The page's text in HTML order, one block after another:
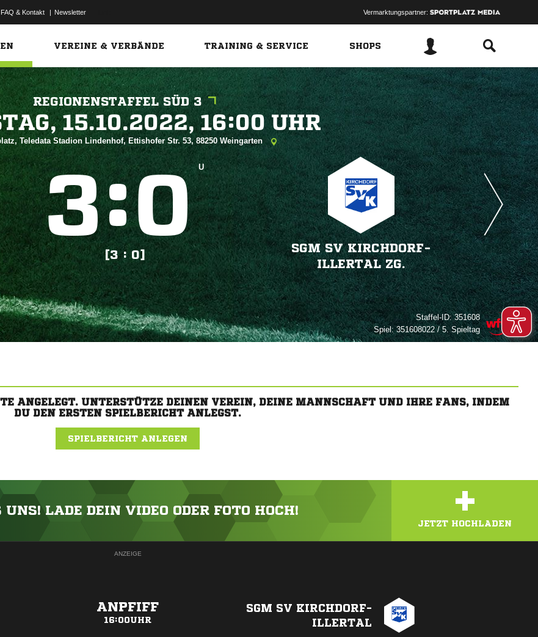
FAQ & Kontakt | Newsletter Vermarktungspartner:
VEREINE & VERBÄNDE TRAINING & SERVICE SHOPS
REGIONENSTAFFEL SÜD 3
  
Teledata Stadion Lindenhof, Ettishofer Str. 53, 88250 Weingarten
: U
[3 : 0]
SGM SV KIRCHDORF-
ILLERTAL ZG.
Staffel-ID:351608
Spiel:351608022 / 5. Spieltag
ANGELEGT. UNTERSTÜTZE DEINEN VEREIN, DEINE MANNSCHAFT UND IHRE FANS, INDEM
DU DEN ERSTEN SPIELBERICHT ANLEGST.
SPIELBERICHT ANLEGEN
UNS! LADE DEIN VIDEO ODER FOTO HOCH! +
JETZT HOCHLADEN
ANZEIGE
ANPFIFF
16:00UHR
SGM SV KIRCHDORF-
ILLERTAL